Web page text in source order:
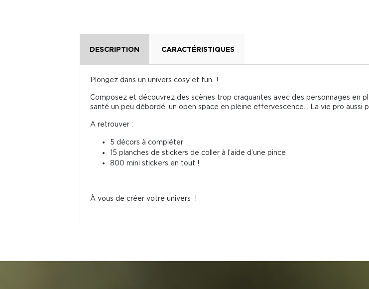
DESCRIPTION CARACTÉRISTIQUES
Plongez dans un univers cosy et fun !
Composez et découvrez des scènes trop craquantes avec des personnages en
santé un peu débordé, un open space en pleine effervescence… La vie pro aussi
A retrouver :
5 décors à compléter
15 planches de stickers de coller à l’aide d’une pince
800 mini stickers en tout !
À vous de créer votre univers !